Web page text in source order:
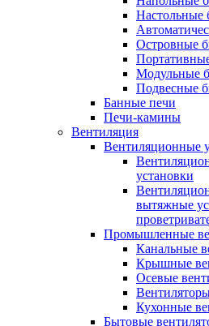
Настольные
Островные
Модульные
Подвесные
Банные печи
Печи-камины
Вентиляция
Вентиляционные
установки
вытяжные
Промышленные
Канальные
Крышные
Осевые
Кухонные
Бытовые